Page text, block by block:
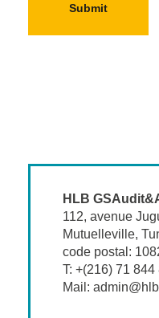
Submit
HLB
112, avenue
Mutuelleville,
code postal:
T: +(216) 71 844
Mail: